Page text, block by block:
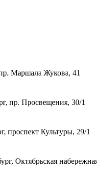
Маршала Жукова, 41
пр. Просвещения, 30/1
проспект Культуры, 29/1
Октябрьская